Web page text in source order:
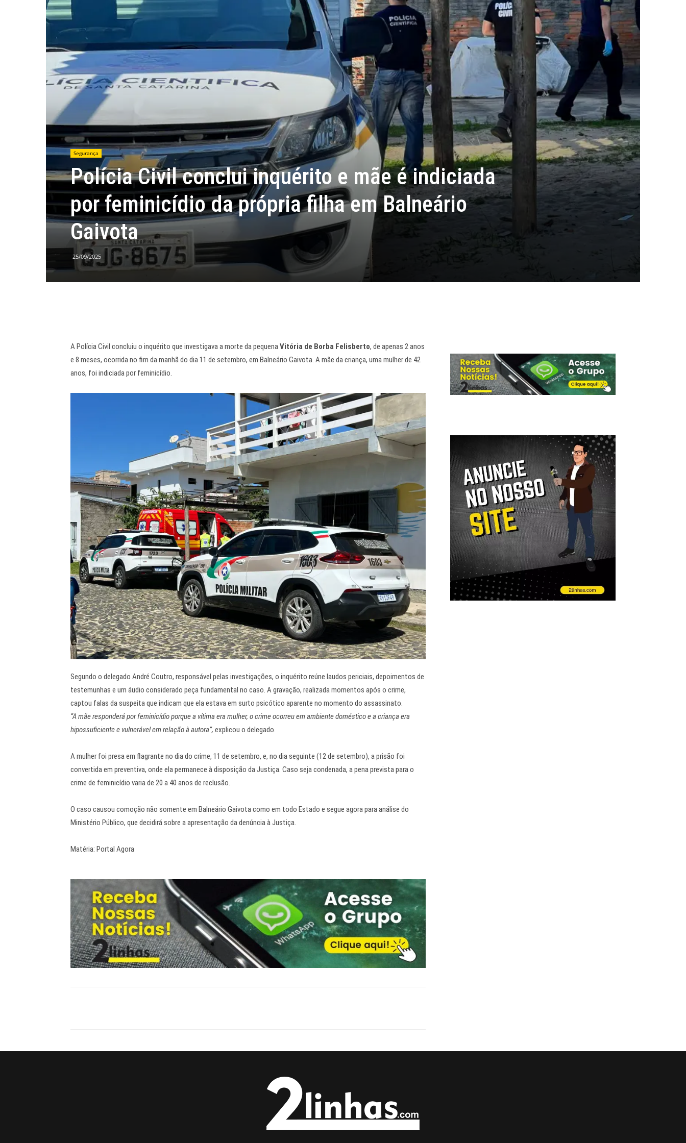
Segurança
Polícia Civil conclui inquérito e mãe é indiciada
por feminicídio da própria filha em Balneário
Gaivota
25/09/2025
A Polícia Civil concluiu o inquérito que investigava a morte da pequenaVitória de Borba Felisberto, de apenas 2 anos
e 8 meses, ocorrida no fim da manhã do dia 11 de setembro, em Balneário Gaivota. A mãe da criança, uma mulher de 42
anos, foi indiciada por feminicídio.
Segundo o delegado André Coutro, responsável pelas investigações, o inquérito reúne laudos periciais, depoimentos de
testemunhas e um áudio considerado peça fundamental no caso. A gravação, realizada momentos após o crime,
captou falas da suspeita que indicam que ela estava em surto psicótico aparente no momento do assassinato.
“A mãe responderá por feminicídio porque a vítima era mulher, o crime ocorreu em ambiente doméstico e a criança era
hipossuficiente e vulnerável em relação à autora”, explicou o delegado.
A mulher foi presa em flagrante no dia do crime, 11 de setembro, e, no dia seguinte (12 de setembro), a prisão foi
convertida em preventiva, onde ela permanece à disposição da Justiça. Caso seja condenada, a pena prevista para o
crime de feminicídio varia de 20 a 40 anos de reclusão.
O caso causou comoção não somente em Balneário Gaivota como em todo Estado e segue agora para análise do
Ministério Público, que decidirá sobre a apresentação da denúncia à Justiça.
Matéria: Portal Agora